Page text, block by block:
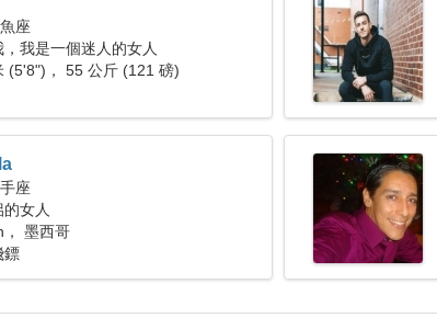
座
我是一個迷人的女人
(5'8")， 55 公斤 (121 磅)
座
女人
， 墨西哥
鏢